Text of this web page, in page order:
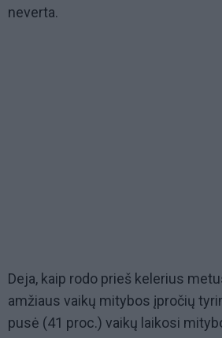
neverta.
Deja, kaip rodo prieš kelerius
amžiaus vaikų mitybos įpročių
pusė (41 proc.) vaikų laikosi